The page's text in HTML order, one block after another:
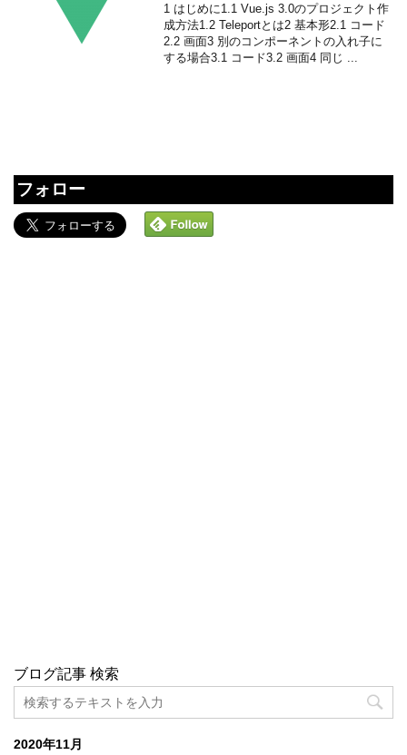
1 はじめに1.1 Vue.js 3.0のプロジェクト作
成方法1.2 Teleportとは2 基本形2.1 コード
2.2 画面3 別のコンポーネントの入れ子に
する場合3.1 コード3.2 画面4 同じ ...
フォロー
ブログ記事 検索
2020年11月